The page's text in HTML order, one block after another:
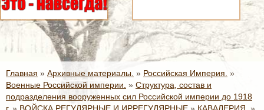
Главная » Архивные материалы. » Российская Империя. »
Военные Российской империи. » Структура, состав и
подразделения вооруженных сил Российской империи до 1918